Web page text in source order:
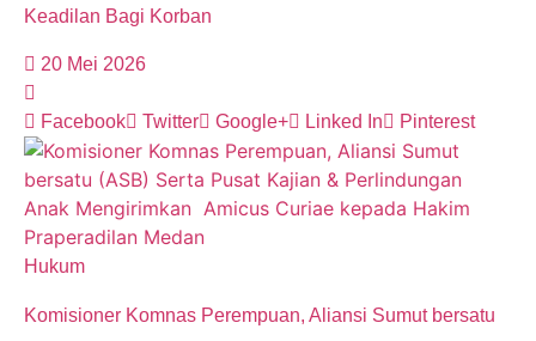
Keadilan Bagi Korban
20 Mei 2026
Facebook Twitter Google+ Linked In Pinterest
Hukum
Komisioner Komnas Perempuan, Aliansi Sumut bersatu